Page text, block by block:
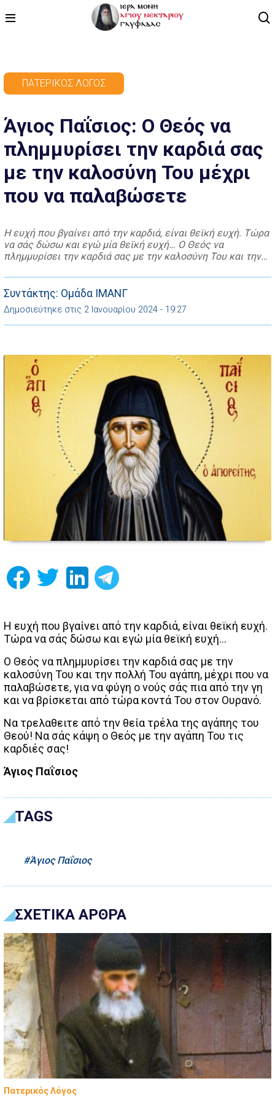
ΠΡΟΓΡΑΜΜΑ
ΒΙΝΤΕΟ
ΑΡΘΡΟΓΡΑΦΙΑ
ΑΓΙΟΛΟΓΙΟ - ΒΙΟΙ ΑΓΙΩΝ
ΕΠΙΚΟΙΝΩΝΙΑ
ΠΑΤΕΡΙΚΌΣ ΛΌΓΟΣ
Άγιος Παΐσιος: Ο Θεός να
πλημμυρίσει την καρδιά σας
με την καλοσύνη Του μέχρι
που να παλαβώσετε
Η ευχή που βγαίνει από την καρδιά, είναι θεϊκή ευχή. Τώρα
να σάς δώσω και εγώ μία θεϊκή ευχή… Ο Θεός να
πλημμυρίσει την καρδιά σας με την καλοσύνη Του και την
νούς σάς πια από την γη και να βρίσκεται από τώρα κοντά
[…]
Συντάκτης: Ομάδα ΙΜΑΝΓ
Δημοσιεύτηκε στις 2 Ιανουαρίου 2024 - 19:27
Η ευχή που βγαίνει από την καρδιά, είναι θεϊκή ευχή.
Τώρα να σάς δώσω και εγώ μία θεϊκή ευχή…
Ο Θεός να πλημμυρίσει την καρδιά σας με την
καλοσύνη Του και την πολλή Του αγάπη, μέχρι που να
παλαβώσετε, για να φύγη ο νούς σάς πια από την γη
και να βρίσκεται από τώρα κοντά Του στον Ουρανό.
Να τρελαθειτε από την θεία τρέλα της αγάπης του
Θεού! Να σάς κάψη ο Θεός με την αγάπη Του τις
καρδιές σας!
Άγιος Παΐσιος
TAGS
Άγιος Παΐσιος
ΣΧΕΤΙΚΑ ΑΡΘΡΑ
Πατερικός Λόγος